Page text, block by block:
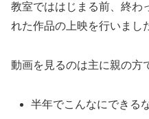
教室でははじまる前、終わ
れた作品の上映を行いまし
動画を見るのは主に親の方
半年でこんなにできる